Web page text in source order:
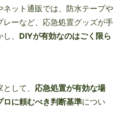
ット通販では、防水テープや
レーなど、応急処置グッズが手
、 DIYが有効なのはごく限ら
して、 応急処置が有効な場
ロに頼むべき判断基準につい